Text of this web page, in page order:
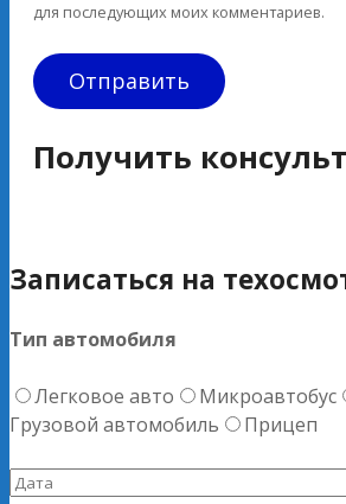
для последующих моих комментариев.
Получить
Записаться на
Тип автомобиля
Легковое авто Микроавтобус
Грузовой автомобиль
Прицеп